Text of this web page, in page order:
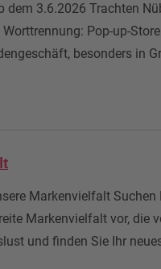
dem 3.6.2026 Trachten
Pop-up-
besonders in
Markenvielfalt
Markenvielfalt vor, die
und finden Sie Ihr